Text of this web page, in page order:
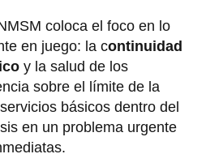
coloca el foco en lo
en juego: la continuidad
y la salud de los
sobre el límite de la
básicos dentro del
en un problema urgente